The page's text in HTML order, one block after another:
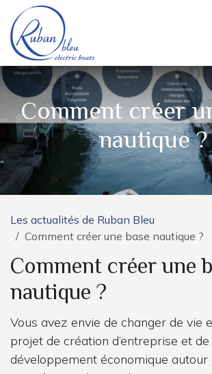
Se rendre au contenu
Comment créer
nautique ?
Les actualités de Ruban Bleu
Comment créer une base nautique ?
Comment créer une
nautique ?
Vous avez envie de changer de vie
projet de création d’entreprise et de
développement économique autour